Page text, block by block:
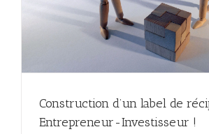
Construction d’un label de
Entrepreneur-Investisseur !